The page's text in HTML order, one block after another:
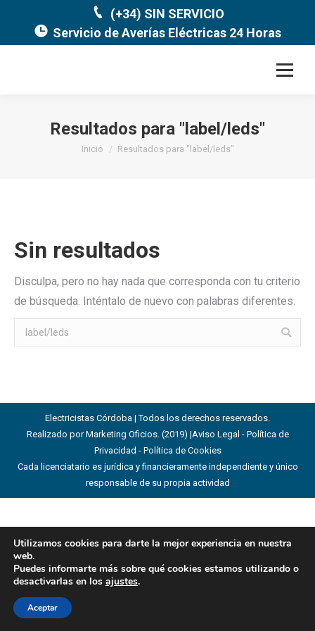
(+34) SIN SERVICIO
Servicio de Averías Eléctricas 24 Horas
Resultados para "label/leds"
Estás aquí:
Inicio Resultados para "label/leds"
Sin resultados
Disculpa, pero no hay nada que corresponda con tu criterio
de búsqueda. Inténtalo de nuevo con palabras diferentes.
Buscar:
Electricistas Córdoba | Todos los derechos reservados.
Realizado por Marketing Oficios. (2019) |Aviso Legal - Política de
Privacidad - Política de Cookies
Cada licenciatario es jurídica y financieramente independiente y único
responsable de su propia actividad
Utilizamos cookies para darte la mejor experiencia en nuestra
web.
Puedes informarte más sobre qué cookies estamos utilizando o
desactivarlas en los ajustes.
Aceptar